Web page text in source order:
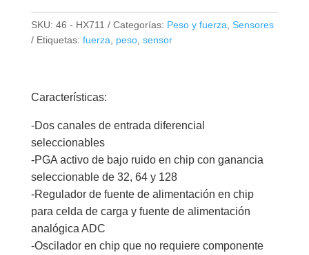
Celda
de
cantidad
SKU: 46 - HX711 Categorías: Peso y fuerza Sensores
Etiquetas: fuerza peso, sensor
Características:
-Dos canales de entrada diferencial
seleccionables
-PGA activo de bajo ruido en chip con ganancia
seleccionable de 32, 64 y 128
-Regulador de fuente de alimentación en chip
para celda de carga y fuente de alimentación
analógica ADC
-Oscilador en chip que no requiere componente